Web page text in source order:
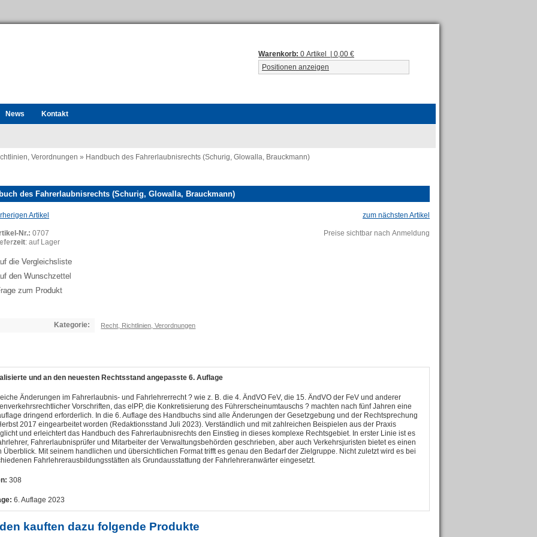
Warenkorb: 0 Artikel | 0,00 €
Positionen anzeigen
News Kontakt
Verordnungen » Handbuch des Fahrerlaubnisrechts (Schurig, Glowalla, Brauckmann)
des Fahrerlaubnisrechts (Schurig, Glowalla, Brauckmann)
Artikel zum nächsten Artikel
Nr.: 0707
: auf Lager
die Vergleichsliste
den Wunschzettel
zum Produkt
Preise sichtbar nach Anmeldung
Kategorie: Recht, Richtlinien, Verordnungen
und an den neuesten Rechtsstand angepasste 6. Auflage
Änderungen im Fahrerlaubnis- und Fahrlehrerrecht ? wie z. B. die 4. ÄndVO FeV, die 15. ÄndVO der FeV und anderer
Vorschriften, das elPP, die Konkretisierung des Führerscheinumtauschs ? machten nach fünf Jahren eine
dringend erforderlich. In die 6. Auflage des Handbuchs sind alle Änderungen der Gesetzgebung und der Rechtsprechung
2017 eingearbeitet worden (Redaktionsstand Juli 2023). Verständlich und mit zahlreichen Beispielen aus der Praxis
und erleichtert das Handbuch des Fahrerlaubnisrechts den Einstieg in dieses komplexe Rechtsgebiet. In erster Linie ist es
Fahrerlaubnisprüfer und Mitarbeiter der Verwaltungsbehörden geschrieben, aber auch Verkehrsjuristen bietet es einen
Überblick. Mit seinem handlichen und übersichtlichen Format trifft es genau den Bedarf der Zielgruppe. Nicht zuletzt wird es bei
Fahrlehrerausbildungsstätten als Grundausstattung der Fahrlehreranwärter eingesetzt.
308
6. Auflage 2023
kauften dazu folgende Produkte